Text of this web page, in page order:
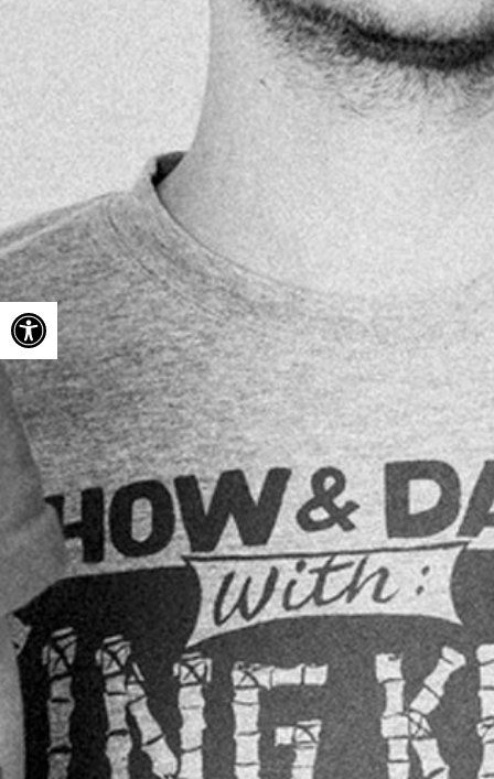
Ouvrir la barre d’outils